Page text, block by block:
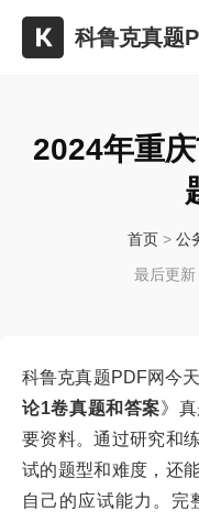
科鲁克真题
2024年重
首页 > 公
最后更
科鲁克真题PDF网今
论1卷真题和答案》
要资料。通过研究和
试的题型和难度，还
自己的应试能力。完